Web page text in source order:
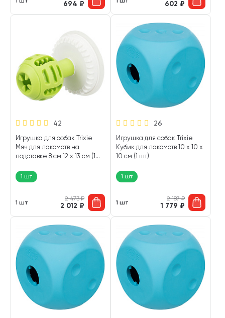
694 ₽ 602 ₽
42
Игрушка для собак Trixie
Мяч для лакомств на
подставке 8 см 12 х 13 см (1
1 шт
1 шт
2 473₽
2 012 ₽
26
Игрушка для собак Trixie
Кубик для лакомств 10 х 10 х
10 см (1 шт)
1 шт
1 шт
2 187₽
1 779 ₽